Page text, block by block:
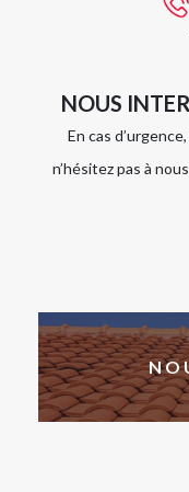
NOUS
En cas
n’hésitez pas à